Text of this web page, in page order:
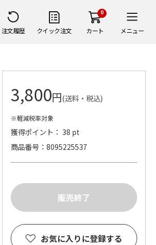
注文履歴 クイック注文
0
カート メニュー
3,800円(送料・税込)
※軽減税率対象
獲得ポイント： 38 pt
商品番号
8095225537
お気に入りに登録する